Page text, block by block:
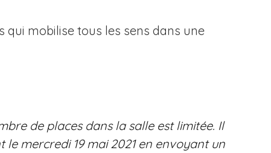
qui mobilise tous les sens dans une
de places dans la salle est limitée. Il
le mercredi 19 mai 2021 en envoyant un